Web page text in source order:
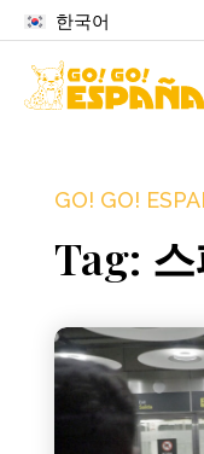
한국어
GO! GO!
Tag: